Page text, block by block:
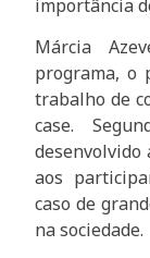
importância
Márcia
programa, o
trabalho de
case.
desenvolvido
aos
caso de
na sociedade.